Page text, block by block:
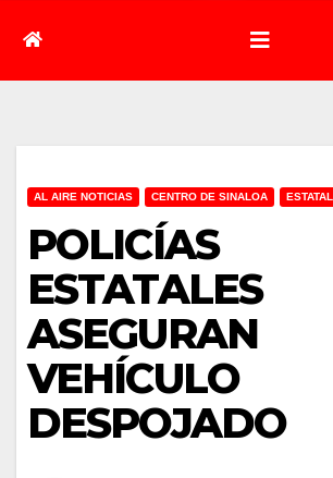
AL AIRE NOTICIAS CENTRO DE SINALOA ESTATAL
POLICÍAS
ESTATALES
ASEGURAN
VEHÍCULO
DESPOJADO